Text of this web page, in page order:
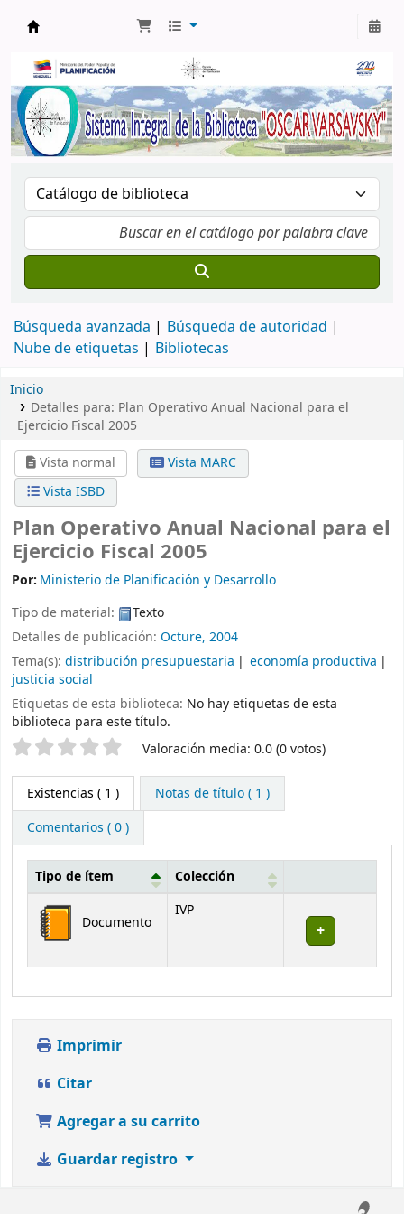
Búsqueda avanzada
Búsqueda de autoridad
Nube de etiquetas
Bibliotecas
Inicio
Detalles para: Plan Operativo Anual Nacional para el
Ejercicio Fiscal 2005
Vista normal
Vista MARC
Vista ISBD
Plan Operativo Anual Nacional para el
Ejercicio Fiscal 2005
Por: Ministerio de Planificación y Desarrollo
Tipo de material:
Texto
Detalles de publicación: Octure, 2004
Tema(s): distribución presupuestaria
economía productiva
justicia social
Etiquetas de esta biblioteca: No hay etiquetas de esta
biblioteca para este título.
Valoración Valoración media: 0.0 (0 votos)
Existencias ( 1 )
Notas de título ( 1 )
Comentarios ( 0 )
Existencias
Tipo de ítem Colección
Documento
IVP
Imprimir
Citar
Agregar a su carrito
Guardar registro